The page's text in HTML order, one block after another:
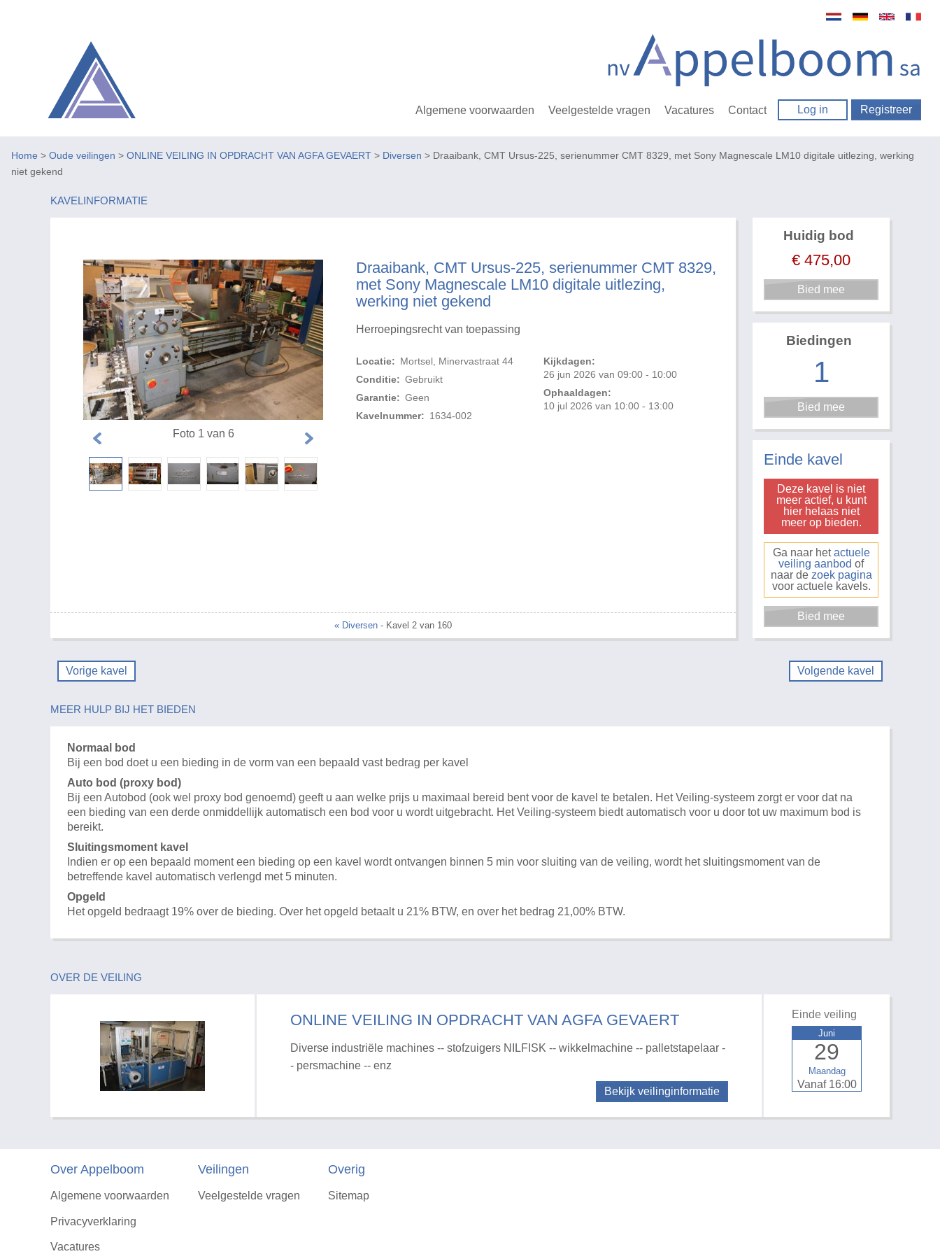
Algemene voorwaarden Veelgestelde vragen Vacatures Contact Log in Registreer
Home > Oude veilingen > ONLINE VEILING IN OPDRACHT VAN AGFA GEVAERT > Diversen > Draaibank, CMT Ursus-225, serienummer CMT 8329, met Sony Magnescale LM10 digitale uitlezing, werking
niet gekend
KAVELINFORMATIE
Draaibank, CMT Ursus-225, serienummer CMT 8329,
met Sony Magnescale LM10 digitale uitlezing,
werking niet gekend
Herroepingsrecht van toepassing
Locatie: Mortsel, Minervastraat 44
Conditie: Gebruikt
Garantie: Geen
Kavelnummer: 1634-002
Kijkdagen:
26 jun 2026 van 09:00 - 10:00
Ophaaldagen:
10 jul 2026 van 10:00 - 13:00
Foto 1 van 6
« Diversen - Kavel 2 van 160
Huidig bod
€ 475,00
Biedingen
1
Einde kavel
Deze kavel is niet
meer actief, u kunt
hier helaas niet
meer op bieden.
Ga naar hetactuele
veiling aanbod of
naar de zoek pagina
voor actuele kavels.
Vorige kavel Volgende kavel
MEER HULP BIJ HET BIEDEN
Normaal bod
Bij een bod doet u een bieding in de vorm van een bepaald vast bedrag per kavel
Auto bod (proxy bod)
Bij een Autobod (ook wel proxy bod genoemd) geeft u aan welke prijs u maximaal bereid bent voor de kavel te betalen. Het Veiling-systeem zorgt er voor dat na
een bieding van een derde onmiddellijk automatisch een bod voor u wordt uitgebracht. Het Veiling-systeem biedt automatisch voor u door tot uw maximum bod is
bereikt.
Sluitingsmoment kavel
Indien er op een bepaald moment een bieding op een kavel wordt ontvangen binnen 5 min voor sluiting van de veiling, wordt het sluitingsmoment van de
betreffende kavel automatisch verlengd met 5 minuten.
Opgeld
Het opgeld bedraagt 19% over de bieding. Over het opgeld betaalt u 21% BTW, en over het bedrag 21,00% BTW.
OVER DE VEILING
ONLINE VEILING IN OPDRACHT VAN AGFA GEVAERT
Diverse industriële machines -- stofzuigers NILFISK -- wikkelmachine -- palletstapelaar -
- persmachine -- enz
Bekijk veilinginformatie
Einde veiling
Maandag
29
Juni
Vanaf 16:00
Over Appelboom
Algemene voorwaarden
Privacyverklaring
Vacatures
Veilingen
Veelgestelde vragen
Overig
Sitemap